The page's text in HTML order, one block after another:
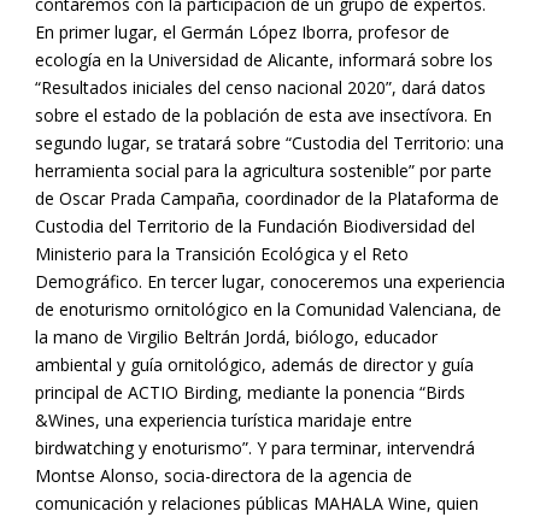
contaremos con la participación de un grupo de expertos.
En primer lugar, el Germán López Iborra, profesor de
ecología en la Universidad de Alicante, informará sobre los
“Resultados iniciales del censo nacional 2020”, dará datos
sobre el estado de la población de esta ave insectívora. En
segundo lugar, se tratará sobre “Custodia del Territorio: una
herramienta social para la agricultura sostenible” por parte
de Oscar Prada Campaña, coordinador de la Plataforma de
Custodia del Territorio de la Fundación Biodiversidad del
Ministerio para la Transición Ecológica y el Reto
Demográfico. En tercer lugar, conoceremos una experiencia
de enoturismo ornitológico en la Comunidad Valenciana, de
la mano de Virgilio Beltrán Jordá, biólogo, educador
ambiental y guía ornitológico, además de director y guía
principal de ACTIO Birding, mediante la ponencia “Birds
&Wines, una experiencia turística maridaje entre
birdwatching y enoturismo”. Y para terminar, intervendrá
Montse Alonso, socia-directora de la agencia de
comunicación y relaciones públicas MAHALA Wine, quien